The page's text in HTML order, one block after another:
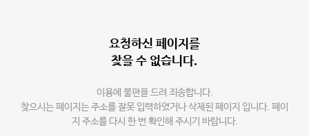
요청하신 페이지를
찾을 수 없습니다.
이용에 불편을 드려 죄송합니다.
찾으시는 페이지는 주소를 잘못 입력하였거나 삭제된 페이지 입니다. 페이
지 주소를 다시 한 번 확인해 주시기 바랍니다.